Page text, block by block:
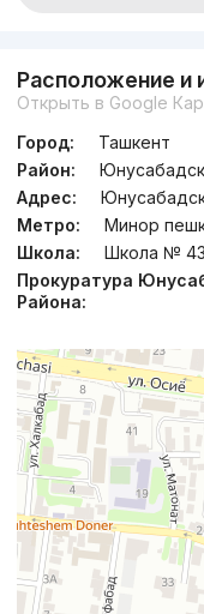
Расположение и
Открыть в Google
Город:
Ташкент
Район:
Адрес:
Метро:
Минор
Школа:
Школа №
Прокуратура
Района: